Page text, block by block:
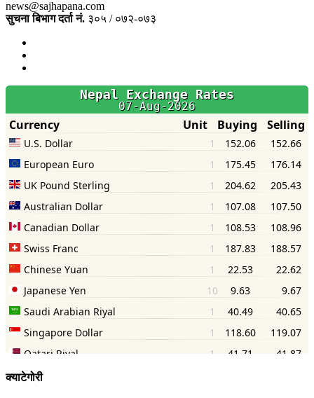
news@sajhapana.com
सुचना बिभाग दर्ता नं. ३०५ / ०७२-०७३
क्याटेगोरी